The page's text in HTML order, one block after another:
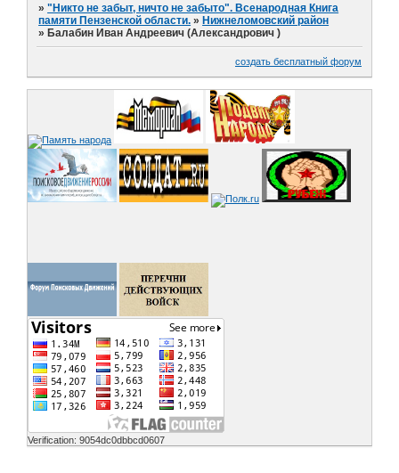
»"Никто не забыт, ничто не забыто". Всенародная Книга
памяти Пензенской области. » Нижнеломовский район
» Балабин Иван Андреевич (Александрович )
создать бесплатный форум
Verification: 9054dc0dbbcd0607